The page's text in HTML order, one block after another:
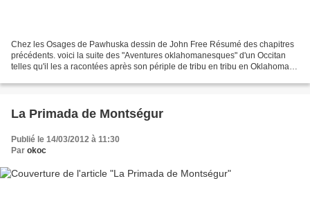
Chez les Osages de Pawhuska dessin de John Free Résumé des chapitres
précédents. voici la suite des "Aventures oklahomanesques" d'un Occitan
telles qu'il les a racontées après son périple de tribu en tribu en Oklahoma.
La Primada de Montségur
Publié le 14/03/2012 à 11:30
Par okoc